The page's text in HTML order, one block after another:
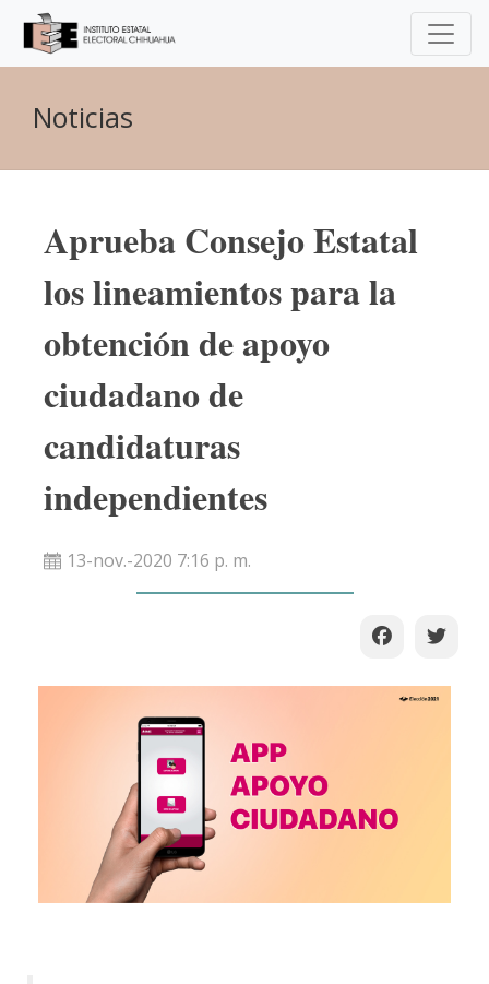
Noticias
Aprueba Consejo Estatal
los lineamientos para la
obtención de apoyo
ciudadano de
candidaturas
independientes
13-nov.-2020 7:16 p. m.